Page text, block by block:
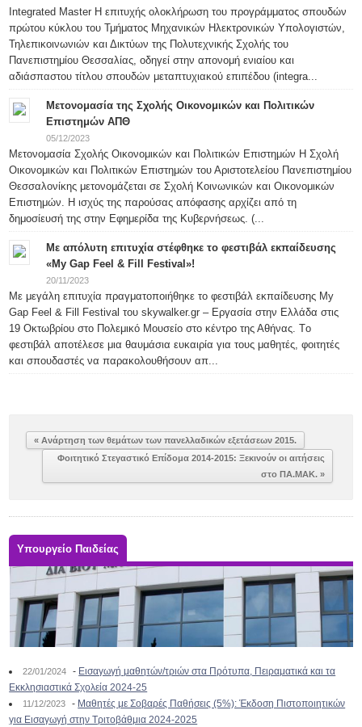
Integrated Master H επιτυχής ολοκλήρωση του προγράμματος σπουδών
πρώτου κύκλου του Τμήματος Μηχανικών Ηλεκτρονικών Υπολογιστών,
Τηλεπικοινωνιών και Δικτύων της Πολυτεχνικής Σχολής του
Πανεπιστημίου Θεσσαλίας, οδηγεί στην απονομή ενιαίου και
αδιάσπαστου τίτλου σπουδών μεταπτυχιακού επιπέδου (integra...
Μετονομασία της Σχολής Οικονομικών και Πολιτικών
Επιστημών ΑΠΘ
05/12/2023
Μετονομασία Σχολής Οικονομικών και Πολιτικών Επιστημών Η Σχολή
Οικονομικών και Πολιτικών Επιστημών του Αριστοτελείου Πανεπιστημίου
Θεσσαλονίκης μετονομάζεται σε Σχολή Κοινωνικών και Οικονομικών
Επιστημών. Η ισχύς της παρούσας απόφασης αρχίζει από τη
δημοσίευσή της στην Εφημερίδα της Κυβερνήσεως. (...
Με απόλυτη επιτυχία στέφθηκε το φεστιβάλ εκπαίδευσης
«My Gap Feel & Fill Festival»!
20/11/2023
Με μεγάλη επιτυχία πραγματοποιήθηκε το φεστιβάλ εκπαίδευσης My
Gap Feel & Fill Festival του skywalker.gr – Εργασία στην Ελλάδα στις
19 Οκτωβρίου στο Πολεμικό Μουσείο στο κέντρο της Αθήνας. Tο
φεστιβάλ αποτέλεσε μια θαυμάσια ευκαιρία για τους μαθητές, φοιτητές
και σπουδαστές να παρακολουθήσουν απ...
« Ανάρτηση των θεμάτων των πανελλαδικών εξετάσεων 2015.
Φοιτητικό Στεγαστικό Επίδομα 2014-2015: Ξεκινούν οι αιτήσεις
στο ΠΑ.ΜΑΚ. »
Υπουργείο Παιδείας
22/01/2024 - Εισαγωγή μαθητών/τριών στα Πρότυπα, Πειραματικά και τα
Εκκλησιαστικά Σχολεία 2024-25
11/12/2023 - Μαθητές με Σοβαρές Παθήσεις (5%): Έκδοση Πιστοποιητικών
για Εισαγωγή στην Τριτοβάθμια 2024-2025